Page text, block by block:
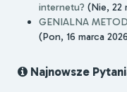
internetu? (Nie, 22
GENIALNA
(Pon, 16 marca
Najnowsze